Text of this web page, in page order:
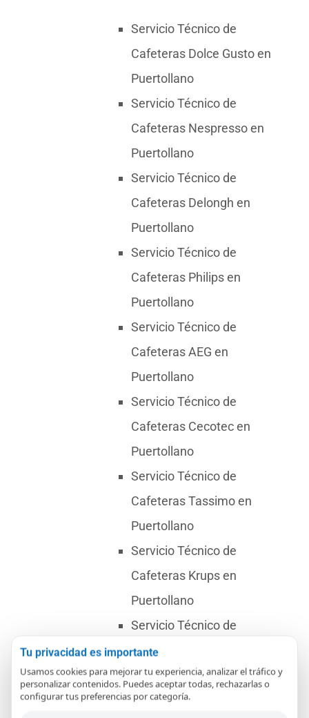
Servicio Técnico de
Cafeteras Dolce Gusto en
Puertollano
Servicio Técnico de
Cafeteras Nespresso en
Puertollano
Servicio Técnico de
Cafeteras Delongh en
Puertollano
Servicio Técnico de
Cafeteras Philips en
Puertollano
Servicio Técnico de
Cafeteras AEG en
Puertollano
Servicio Técnico de
Cafeteras Cecotec en
Puertollano
Servicio Técnico de
Cafeteras Tassimo en
Puertollano
Servicio Técnico de
Cafeteras Krups en
Puertollano
Servicio Técnico de
Cafeteras Saeco en
Puertollano
Servicio Técnico de
Tu privacidad es importante
Usamos cookies para mejorar tu experiencia, analizar el tráfico y
personalizar contenidos. Puedes aceptar todas, rechazarlas o
configurar tus preferencias por categoría.